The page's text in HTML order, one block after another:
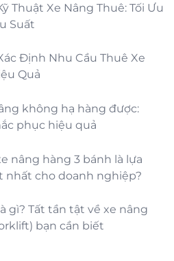
Thuật Xe Nâng Thuê: Tối Ưu
Suất
Định Nhu Cầu Thuê Xe
Quả
không hạ hàng được:
phục hiệu quả
nâng hàng 3 bánh là lựa
nhất cho doanh nghiệp?
gì? Tất tần tật về xe nâng
bạn cần biết